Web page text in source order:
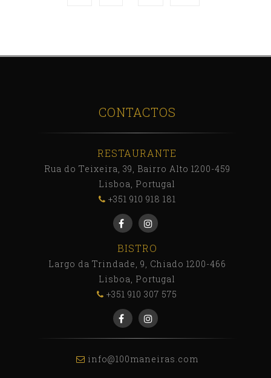
CONTACTOS
RESTAURANTE
Rua do Teixeira, 39, Bairro Alto 1200-459
Lisboa, Portugal
+351 910 918 181
BISTRO
Largo da Trindade, 9, Chiado 1200-466
Lisboa, Portugal
+351 910 307 575
info@100maneiras.com